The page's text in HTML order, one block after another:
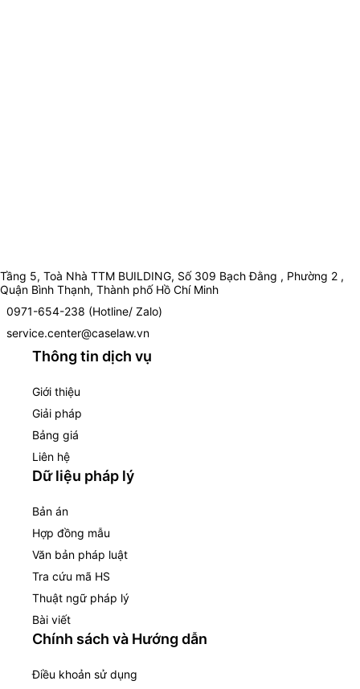
Tầng 5, Toà Nhà TTM BUILDING, Số 309 Bạch Đằng , Phường 2 ,
Quận Bình Thạnh, Thành phố Hồ Chí Minh
0971-654-238 (Hotline/ Zalo)
service.center@caselaw.vn
Thông tin dịch vụ
Giới thiệu
Giải pháp
Bảng giá
Liên hệ
Dữ liệu pháp lý
Bản án
Hợp đồng mẫu
Văn bản pháp luật
Tra cứu mã HS
Thuật ngữ pháp lý
Bài viết
Chính sách và Hướng dẫn
Điều khoản sử dụng